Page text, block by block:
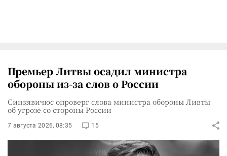
Премьер Литвы осадил министра
обороны из-за слов о России
Синкявичюс опроверг слова министра обороны Ливты
об угрозе со стороны России
7 августа 2026, 08:35 15